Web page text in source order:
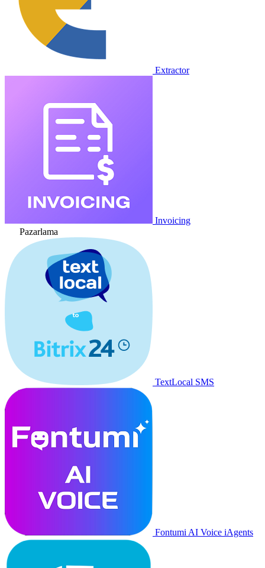
Extractor
Invoicing
Pazarlama
TextLocal SMS
Fontumi AI Voice iAgents